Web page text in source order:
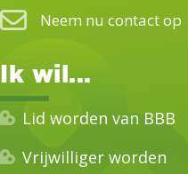
Neem nu contact op
Ik wil...
Lid worden van BBB
Vrijwilliger worden